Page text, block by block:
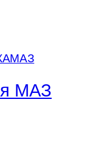
МАЗ